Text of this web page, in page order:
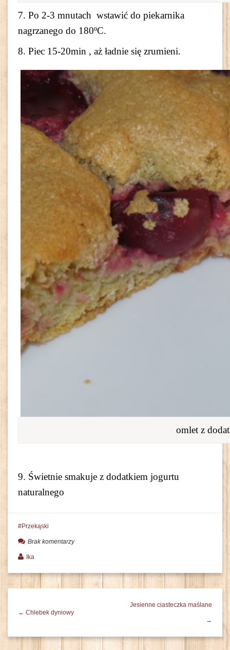
7. Po 2-3 mnutach wstawić do piekarnika
nagrzanego do 180ºC.
8. Piec 15-20min , aż ładnie się zrumieni.
omlet z
9. Świetnie smakuje z dodatkiem jogurtu
naturalnego
Przekąski
Brak komentarzy
Ika
← Chlebek dyniowy
Jesienne ciasteczka maślane
→